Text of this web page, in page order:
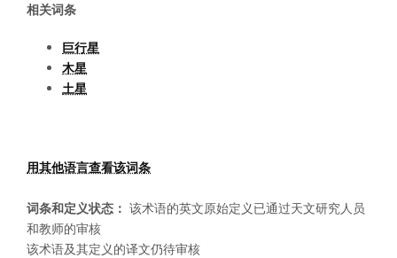
相关词条
巨行星
木星
土星
用其他语言查看该词条
词条和定义状态： 该术语的英文原始定义已通过天文研究人员
和教师的审核
该术语及其定义的译文仍待审核